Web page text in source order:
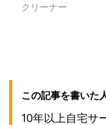
クリーナー
この記事を書いた
10年以上自宅サ